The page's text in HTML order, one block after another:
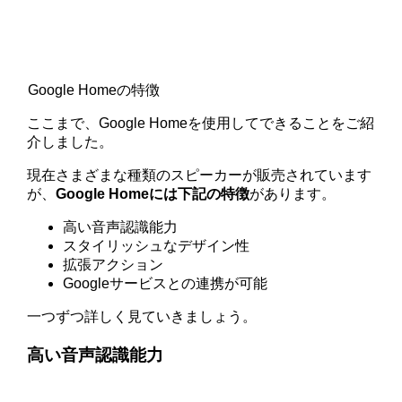
Google Homeの特徴
ここまで、Google Homeを使用してできることをご紹
介しました。
現在さまざまな種類のスピーカーが販売されています
が、Google Homeには下記の特徴があります。
高い音声認識能力
スタイリッシュなデザイン性
拡張アクション
Googleサービスとの連携が可能
一つずつ詳しく見ていきましょう。
高い音声認識能力